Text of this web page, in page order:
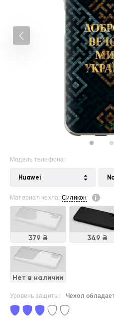
Модель телефона:
Huawei
Материал чехла: Силикон
379 ₴ 349 ₴
Нет в наличии
Уровень защиты: Чехол